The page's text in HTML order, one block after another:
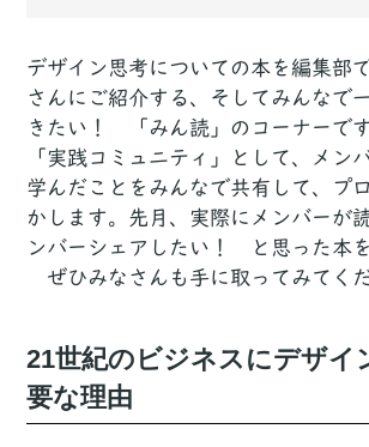
デザイン思考についての本を編集部
さんにご紹介する、そしてみんなで
きたい！ 「みん読」のコーナーで
「実践コミュニティ」として、メン
学んだことをみんなで共有して、プ
かします。先月、実際にメンバーが
ンバーシェアしたい！ と思った本
ぜひみなさんも手に取ってみてくだ
21世紀のビジネスにデザイ
要な理由